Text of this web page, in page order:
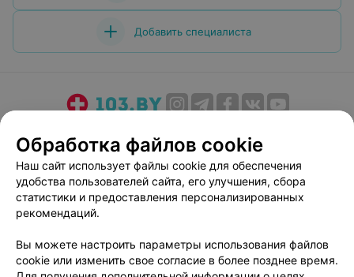
Добавить специалиста
Медицинский маркетинг
Публичный договор
Пользовательское соглашение
Способы оплаты
Вакансии
Партнеры
Написать руководителю 103.by
Персональные настройки cookie
Обработка файлов cookie
Наш сайт использует файлы cookie для обеспечения
удобства пользователей сайта, его улучшения, сбора
статистики и предоставления персонализированных
рекомендаций.
Вы можете настроить параметры использования файлов
cookie или изменить свое согласие в более позднее время.